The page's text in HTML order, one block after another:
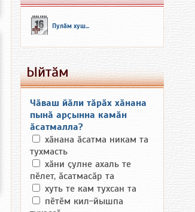
Пулӑм хуш...
Ыйтӑм
Чӑваш йӑли тӑрӑх хӑнана
пынӑ арҫынна камӑн
ӑсатмалла?
хӑнана ӑсатма никам та
тухмасть
хӑни ҫулне ахаль те
пӗлет, ӑсатмасӑр та
хуть те кам тухсан та
пӗтӗм кил-йышпа